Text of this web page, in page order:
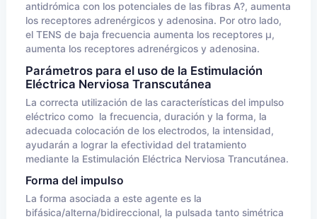
antidrómica con los potenciales de las fibras A?, aumenta
los receptores adrenérgicos y adenosina. Por otro lado,
el TENS de baja frecuencia aumenta los receptores µ,
aumenta los receptores adrenérgicos y adenosina.
Parámetros para el uso de la Estimulación
Eléctrica Nerviosa Transcutánea
La correcta utilización de las características del impulso
eléctrico como la frecuencia, duración y la forma, la
adecuada colocación de los electrodos, la intensidad,
ayudarán a lograr la efectividad del tratamiento
mediante la Estimulación Eléctrica Nerviosa Trancutánea.
Forma del impulso
La forma asociada a este agente es la
bifásica/alterna/bidireccional, la pulsada tanto simétrica